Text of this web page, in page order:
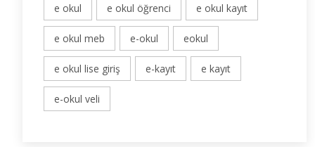
e okul e okul öğrenci e okul kayıt
e okul meb e-okul eokul
e okul lise giriş e-kayıt e kayıt
e-okul veli